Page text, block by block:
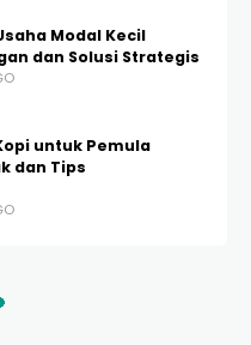
Modal Kecil
dan Solusi Strategis
untuk Pemula
dan Tips